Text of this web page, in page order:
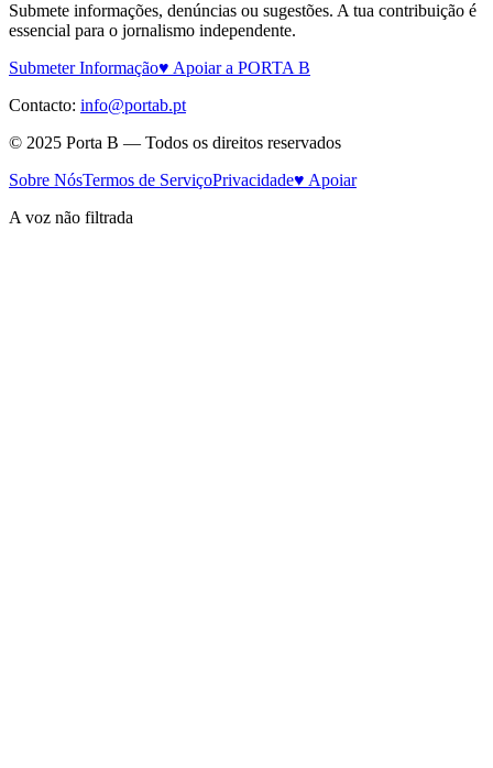
Submete informações, denúncias ou sugestões. A tua contribuição é
essencial para o jornalismo independente.
Submeter Informação♥ Apoiar a PORTA B
Contacto: info@portab.pt
© 2025 Porta B — Todos os direitos reservados
Sobre NósTermos de ServiçoPrivacidade♥ Apoiar
A voz não filtrada